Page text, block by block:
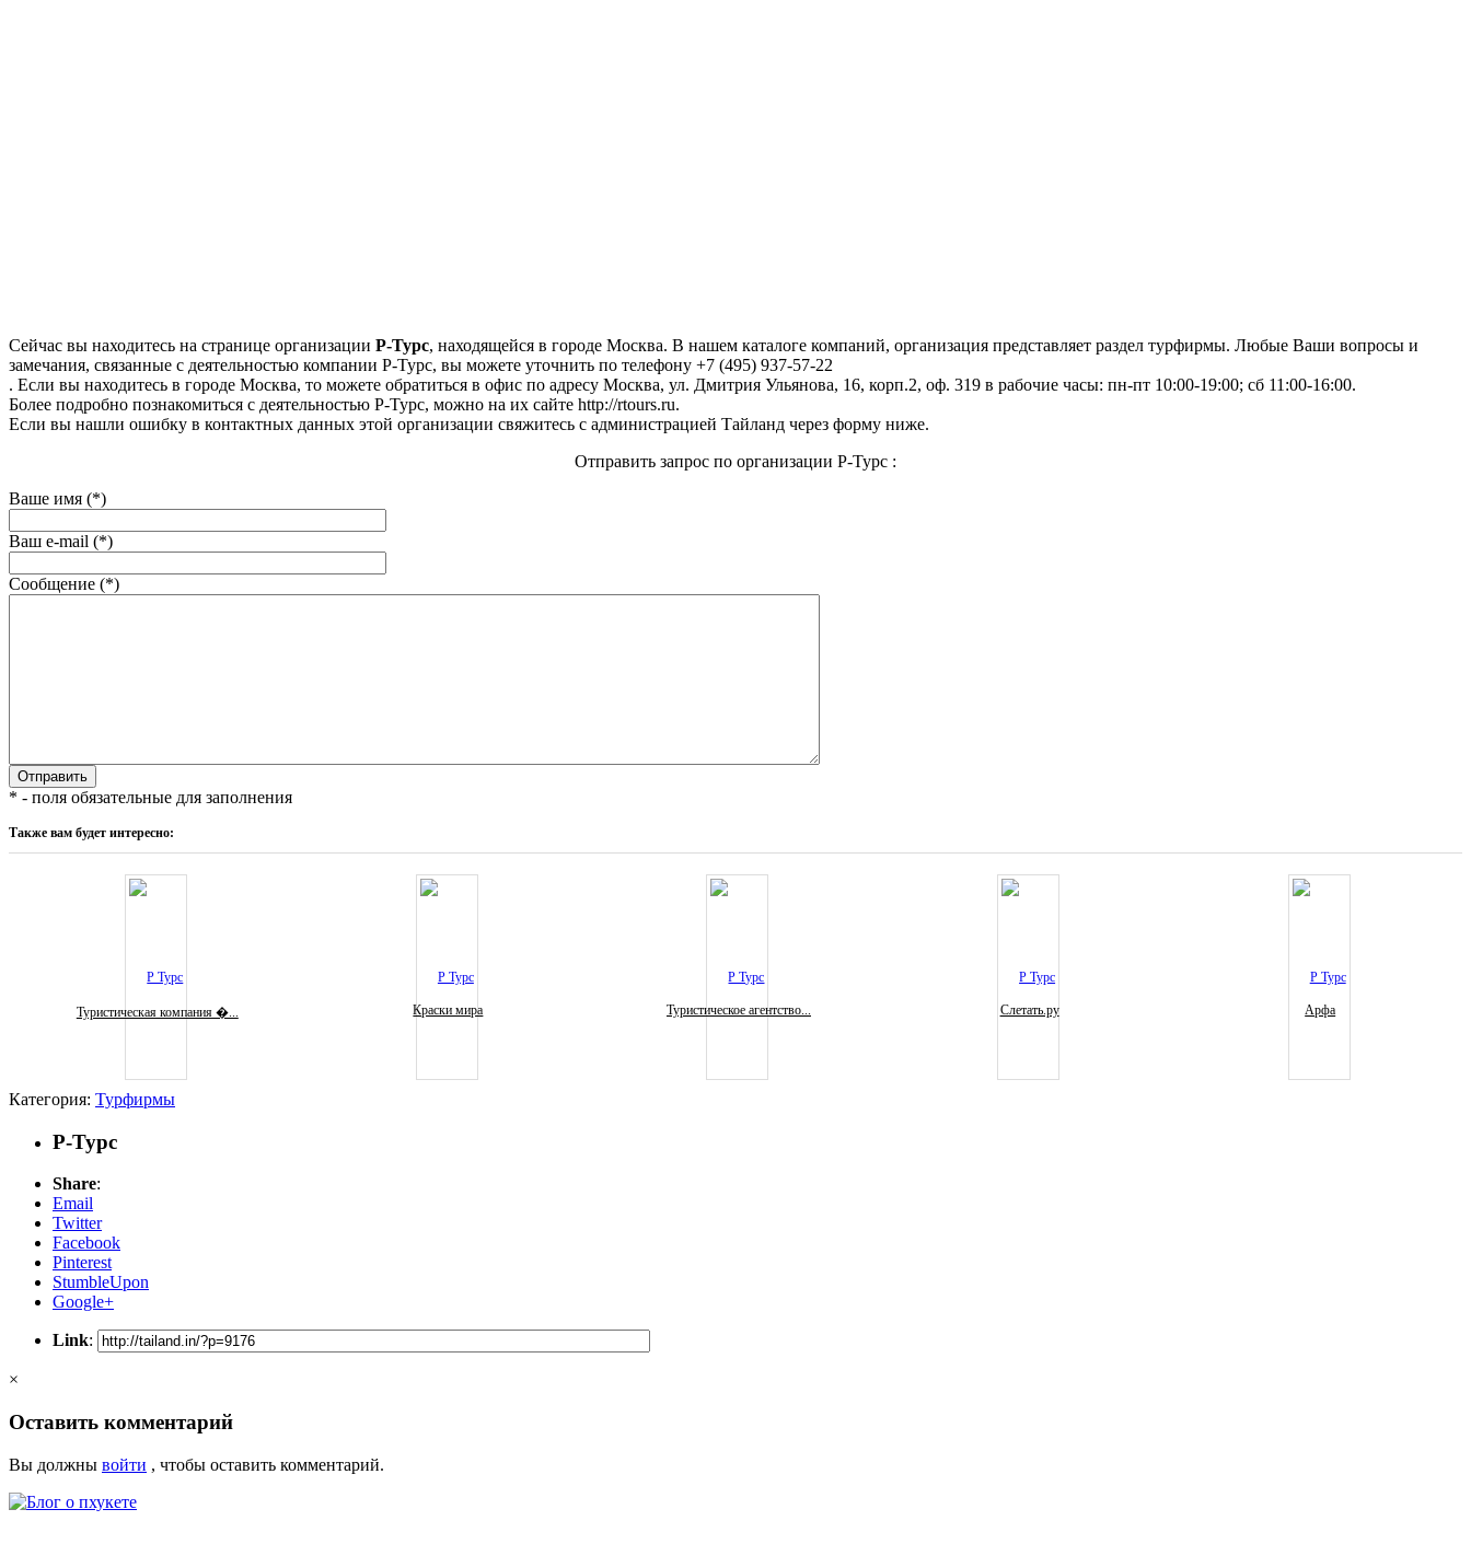
Сейчас вы находитесь на странице организации Р-Турс, находящейся в городе Москва. В нашем каталоге компаний, организация представляет раздел турфирмы. Любые Ваши вопросы и
замечания, связанные с деятельностью компании Р-Турс, вы можете уточнить по телефону +7 (495) 937-57-22
. Если вы находитесь в городе Москва, то можете обратиться в офис по адресу Москва, ул. Дмитрия Ульянова, 16, корп.2, оф. 319 в рабочие часы: пн-пт 10:00-19:00; сб 11:00-16:00.
Более подробно познакомиться с деятельностью Р-Турс, можно на их сайте http://rtours.ru.
Если вы нашли ошибку в контактных данных этой организации свяжитесь с администрацией Тайланд через форму ниже.
Отправить запрос по организации Р-Турс :
Ваше имя (*)
Ваш e-mail (*)
Сообщение (*)
* - поля обязательные для заполнения
Также вам будет интересно:
Туристическая компания �... Краски мира Туристическое агентство... Слетать.ру Арфа
Категория: Турфирмы
Р-Турс
Share:
Email
Twitter
Facebook
Pinterest
StumbleUpon
Google+
Link:
×
Оставить комментарий
Вы должны войти , чтобы оставить комментарий.